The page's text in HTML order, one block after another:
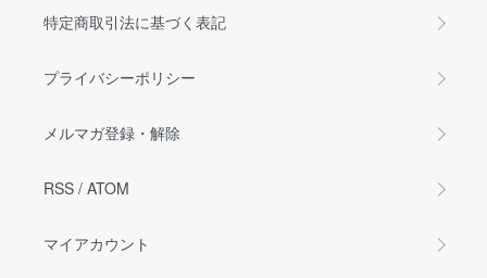
特定商取引法に基づく表記
プライバシーポリシー
メルマガ登録・解除
RSS / ATOM
マイアカウント